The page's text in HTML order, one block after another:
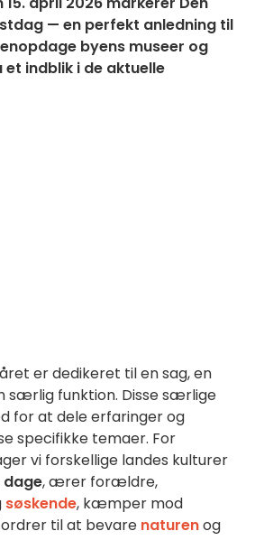
— en perfekt anledning til
byens museer og
indblik i de aktuelle
er dedikeret til en sag, en
særlig funktion. Disse særlige
for at dele erfaringer og
specifikke temaer. For
vi forskellige landes kulturer
dage, ærer forældre,
søskende, kæmper mod
til at bevare naturenog